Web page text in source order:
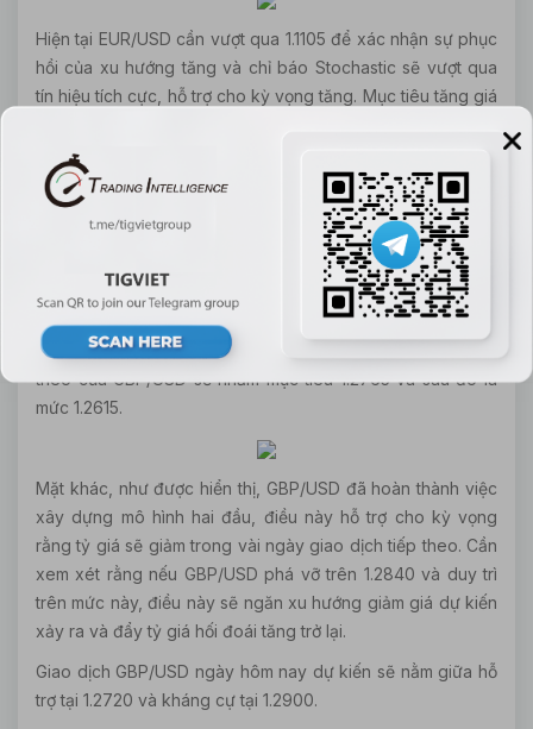
Hiện tại EUR/USD cần vượt qua 1.1105 để xác nhận sự phục
hồi của xu hướng tăng và chỉ báo Stochastic sẽ vượt qua
tín hiệu tích cực, hỗ trợ cho kỳ vọng tăng. Mục tiêu tăng giá
Giao dịch EUR/USD ngày hôm nay dự kiến sẽ nằm giữa hỗ
trợ tại 1.1000 và kháng cự tại 1.1180.
Dự kiến xu hướng EUR/USD hôm nay tăng.
GBP/USD
GBP/USD đã giảm xuống dưới 1.2840 trong ngày giao dịch
trước đó và đóng cửa dưới mức này. Dự kiến mục tiêu tiếp
theo của GBP/USD sẽ nhắm mục tiêu 1.2765 và sau đó là
mức 1.2615.
Mặt khác, như được hiển thị, GBP/USD đã hoàn thành việc
xây dựng mô hình hai đầu, điều này hỗ trợ cho kỳ vọng
rằng tỷ giá sẽ giảm trong vài ngày giao dịch tiếp theo. Cần
xem xét rằng nếu GBP/USD phá vỡ trên 1.2840 và duy trì
trên mức này, điều này sẽ ngăn xu hướng giảm giá dự kiến
xảy ra và đẩy tỷ giá hối đoái tăng trở lại.
Giao dịch GBP/USD ngày hôm nay dự kiến sẽ nằm giữa hỗ
trợ tại 1.2720 và kháng cự tại 1.2900.